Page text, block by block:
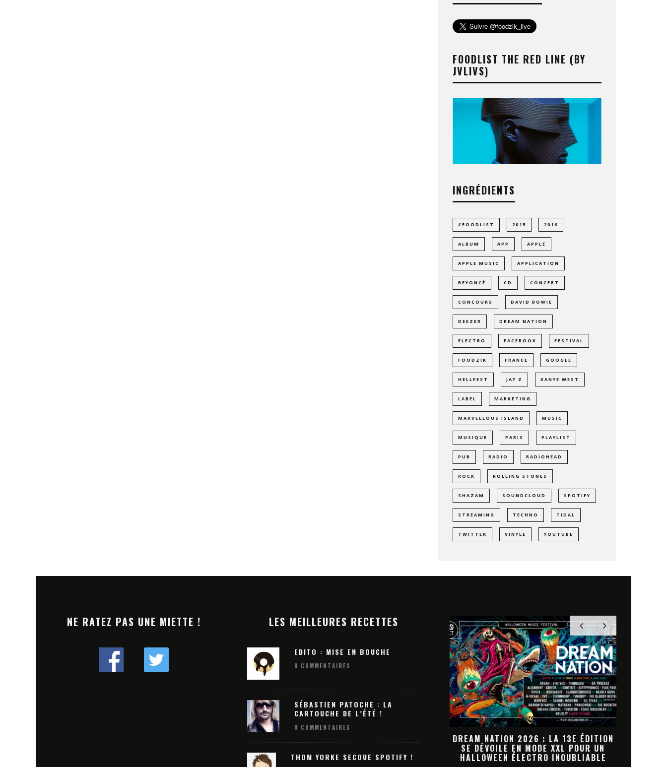
FOODLIST THE RED LINE (BY
JVLIVS)
INGRÉDIENTS
#FOODLIST 2015 2016
ALBUM APP APPLE
APPLE MUSIC APPLICATION
BEYONCÉ CD CONCERT
CONCOURS DAVID BOWIE
DEEZER DREAM NATION
ELECTRO FACEBOOK FESTIVAL
FOODZIK FRANCE GOOGLE
HELLFEST JAY Z KANYE WEST
LABEL MARKETING
MARVELLOUS ISLAND MUSIC
MUSIQUE PARIS PLAYLIST
PUB RADIO RADIOHEAD
ROCK ROLLING STONES
SHAZAM SOUNDCLOUD SPOTIFY
STREAMING TECHNO TIDAL
TWITTER VINYLE YOUTUBE
NE RATEZ PAS UNE MIETTE ! LES MEILLEURES RECETTES
EDITO : MISE EN BOUCHE
0 COMMENTAIRES
SÉBASTIEN PATOCHE : LA
CARTOUCHE DE L’ÉTÉ !
0 COMMENTAIRES
THOM YORKE SECOUE SPOTIFY !
PROCHAINE RÉVÉLATION ÉLECTRO ! HALLOWEEN ÉLECTRO INOUBLIABLE
DREAM NATION 2026 : LA
PROGRAMMATION HALLOWEEN PREND
FORME